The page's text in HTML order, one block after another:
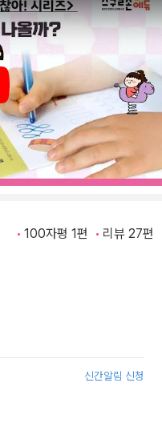
100자평 1편 리뷰 27편
신간알림 신청